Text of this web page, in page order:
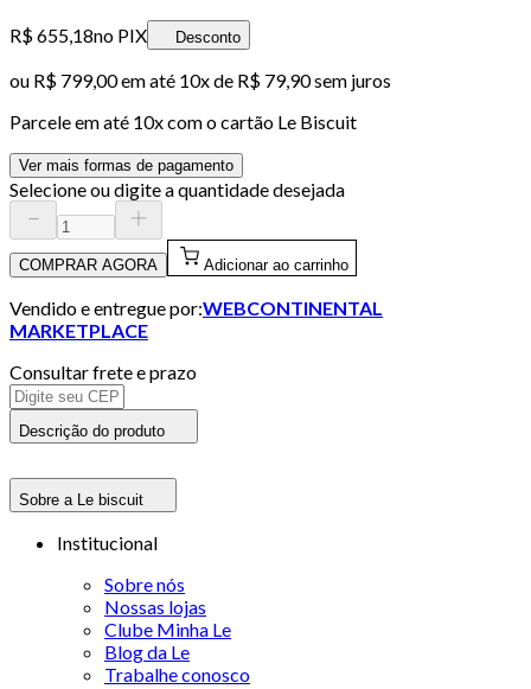
R$ 655,18no PIX Desconto
ou R$ 799,00em até 10x de R$ 79,90 sem juros
Parcele em até 10x com o cartão Le Biscuit
Ver mais formas de pagamento
Selecione ou digite a quantidade desejada
COMPRAR AGORA Adicionar ao carrinho
Vendido e entregue por:WEBCONTINENTAL
MARKETPLACE
Consultar frete e prazo
Descrição do produto
Sobre a Le biscuit
Institucional
Sobre nós
Nossas lojas
Clube Minha Le
Blog da Le
Trabalhe conosco